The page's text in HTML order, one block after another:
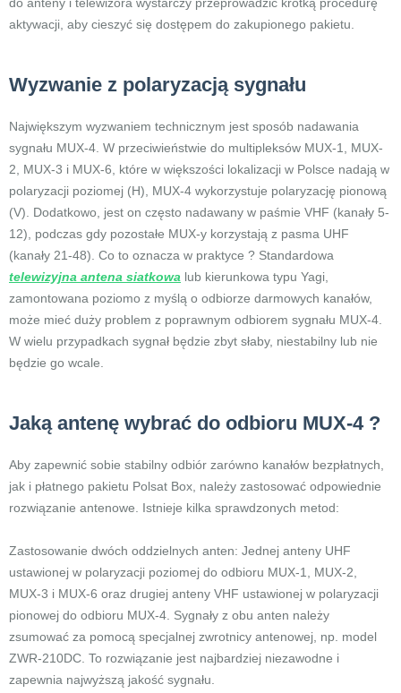
aktywacji, aby cieszyć się dostępem do zakupionego pakietu.
Wyzwanie z polaryzacją sygnału
Największym wyzwaniem technicznym jest sposób nadawania
sygnału MUX-4. W przeciwieństwie do multipleksów MUX-1, MUX-
2, MUX-3 i MUX-6, które w większości lokalizacji w Polsce nadają w
polaryzacji poziomej (H), MUX-4 wykorzystuje polaryzację pionową
(V). Dodatkowo, jest on często nadawany w paśmie VHF (kanały 5-
12), podczas gdy pozostałe MUX-y korzystają z pasma UHF
(kanały 21-48). Co to oznacza w praktyce ? Standardowa
telewizyjna antena siatkowa lub kierunkowa typu Yagi,
zamontowana poziomo z myślą o odbiorze darmowych kanałów,
może mieć duży problem z poprawnym odbiorem sygnału MUX-4.
W wielu przypadkach sygnał będzie zbyt słaby, niestabilny lub nie
będzie go wcale.
Jaką antenę wybrać do odbioru MUX-4 ?
Aby zapewnić sobie stabilny odbiór zarówno kanałów bezpłatnych,
jak i płatnego pakietu Polsat Box, należy zastosować odpowiednie
rozwiązanie antenowe. Istnieje kilka sprawdzonych metod:
Zastosowanie dwóch oddzielnych anten: Jednej anteny UHF
ustawionej w polaryzacji poziomej do odbioru MUX-1, MUX-2,
MUX-3 i MUX-6 oraz drugiej anteny VHF ustawionej w polaryzacji
pionowej do odbioru MUX-4. Sygnały z obu anten należy
zsumować za pomocą specjalnej zwrotnicy antenowej, np. model
ZWR-210DC. To rozwiązanie jest najbardziej niezawodne i
zapewnia najwyższą jakość sygnału.